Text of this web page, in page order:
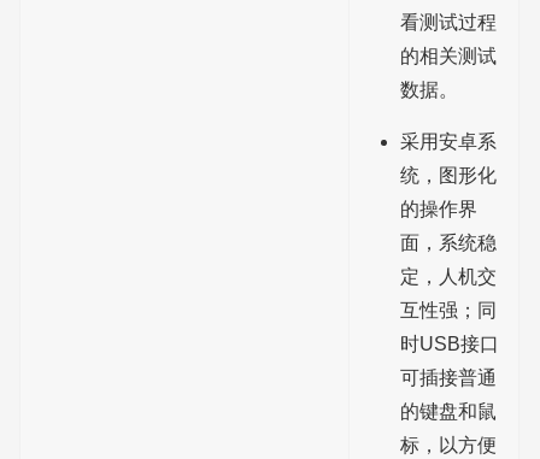
看测试过程
的相关测试
数据。
采用安卓系
统，图形化
的操作界
面，系统稳
定，人机交
互性强；同
时USB接口
可插接普通
的键盘和鼠
标，以方便